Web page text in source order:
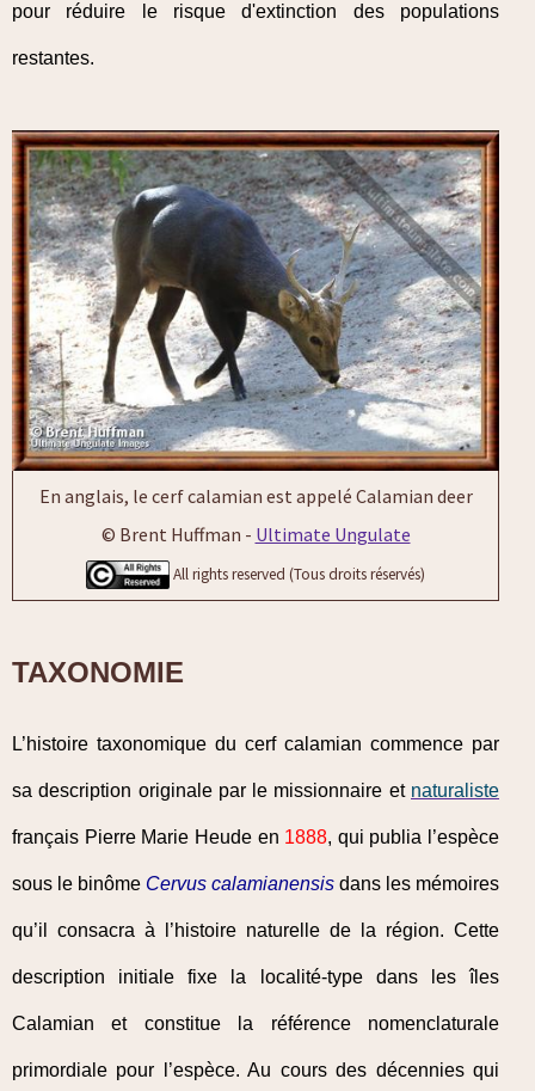
pour réduire le risque d'extinction des populations
restantes.
En anglais, le cerf calamian est appelé Calamian deer
© Brent Huffman - Ultimate Ungulate
All rights reserved (Tous droits réservés)
TAXONOMIE
L’histoire taxonomique du cerf calamian commence par
sa description originale par le missionnaire et naturaliste
français Pierre Marie Heude en 1888, qui publia l’espèce
sous le binôme Cervus calamianensis dans les mémoires
qu’il consacra à l’histoire naturelle de la région. Cette
description initiale fixe la localité-type dans les îles
Calamian et constitue la référence nomenclaturale
primordiale pour l’espèce. Au cours des décennies qui